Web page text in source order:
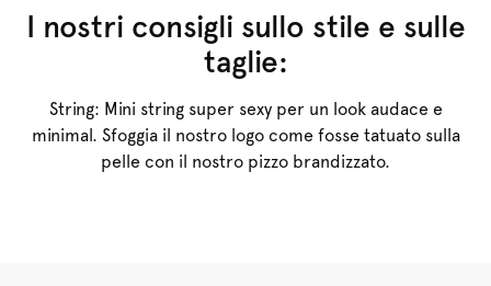
Il prodotto tessile non sopporta la stiratura
Coton:16%, Polyamide:60%, Elasthanne:24%
I nostri consigli sullo stile e sulle
taglie:
String: Mini string super sexy per un look audace e
minimal. Sfoggia il nostro logo come fosse tatuato sulla
pelle con il nostro pizzo brandizzato.